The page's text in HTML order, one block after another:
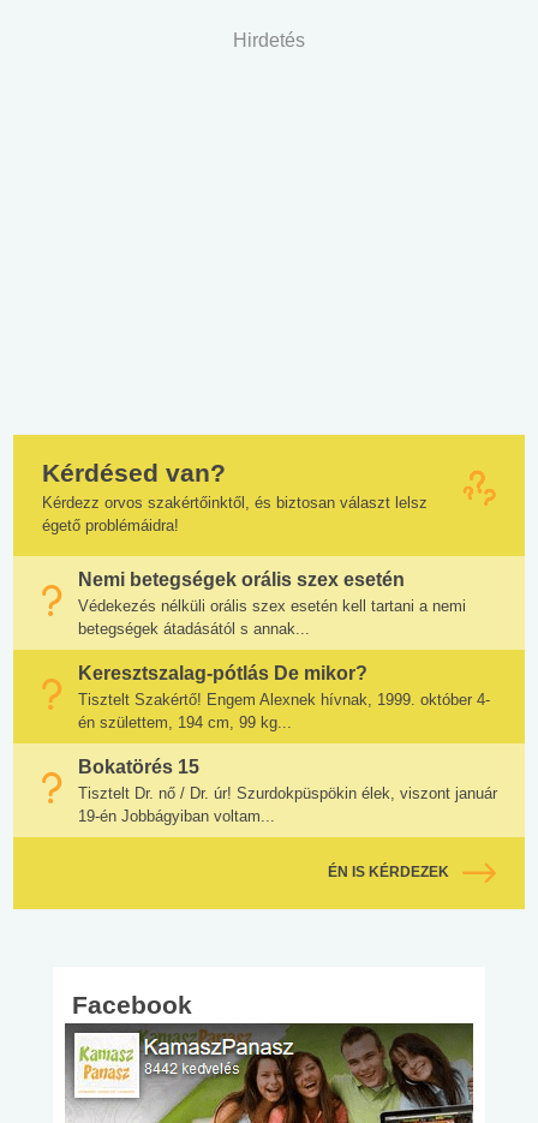
Hirdetés
Kérdésed van?
Kérdezz orvos szakértőinktől, és biztosan választ lelsz
égető problémáidra!
Nemi betegségek orális szex esetén
Védekezés nélküli orális szex esetén kell tartani a nemi
betegségek átadásától s annak...
Keresztszalag-pótlás De mikor?
Tisztelt Szakértő! Engem Alexnek hívnak, 1999. október 4-
én születtem, 194 cm, 99 kg...
Bokatörés 15
Tisztelt Dr. nő / Dr. úr! Szurdokpüspökin élek, viszont január
19-én Jobbágyiban voltam...
ÉN IS KÉRDEZEK
Facebook